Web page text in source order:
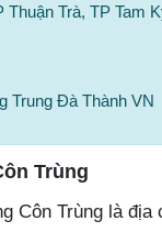
Trà, TP Tam
Trung Đà Thành VN
Trùng
Côn Trùng là